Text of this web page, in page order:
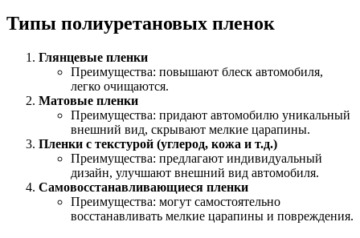
Типы полиуретановых пленок
Глянцевые пленки
Преимущества: повышают блеск автомобиля,
легко очищаются.
Матовые пленки
Преимущества: придают автомобилю уникальный
внешний вид, скрывают мелкие царапины.
Пленки с текстурой (углерод, кожа и т.д.)
Преимущества: предлагают индивидуальный
дизайн, улучшают внешний вид автомобиля.
Самовосстанавливающиеся пленки
Преимущества: могут самостоятельно
восстанавливать мелкие царапины и повреждения.